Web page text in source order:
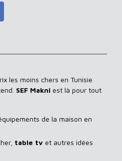
les moins chers en Tunisie
SEF Makni est là pour tout
de la maison en
table tv et autres idées